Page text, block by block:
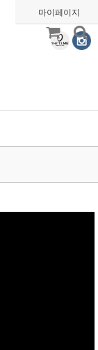
마이페이지